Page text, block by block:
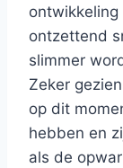
ontzettend
slimmer
Zeker
op dit
hebben en
als de